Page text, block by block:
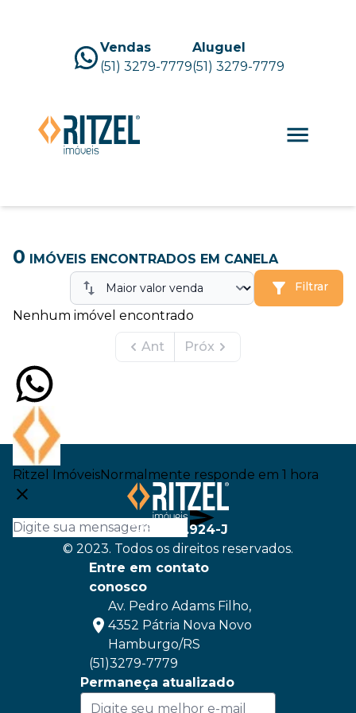
Vendas
(51) 3279-7779
Aluguel
(51) 3279-7779
0 IMÓVEIS ENCONTRADOS EM CANELA
Filtrar
Nenhum imóvel encontrado
Ant Próx
Ritzel ImóveisNormalmente responde em 1 hora
CRECI
22.924-J
© 2023. Todos os direitos reservados.
Entre em contato
conosco
Av. Pedro Adams Filho,
4352 Pátria Nova Novo
Hamburgo/RS
(51)3279-7779
Permaneça atualizado